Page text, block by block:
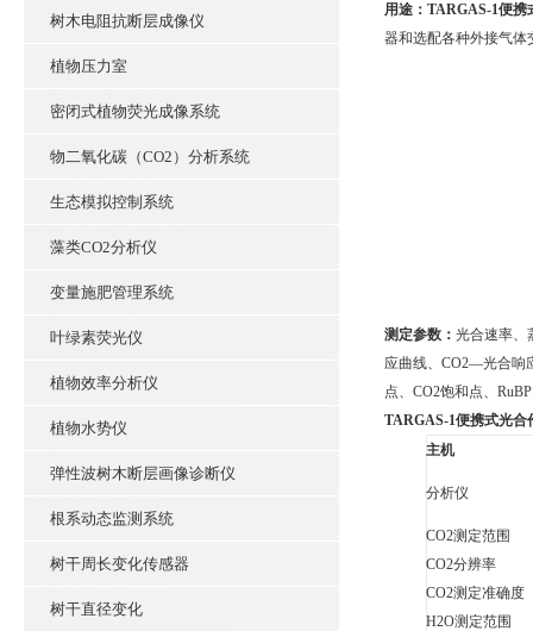
树木电阻抗断层成像仪
植物压力室
密闭式植物荧光成像系统
物二氧化碳（CO2）分析系统
生态模拟控制系统
藻类CO2分析仪
变量施肥管理系统
叶绿素荧光仪
植物效率分析仪
植物水势仪
弹性波树木断层画像诊断仪
根系动态监测系统
树干周长变化传感器
树干直径变化
用途： TARGAS-1便携
器和选配各种外接气体
测定参数： 光合速率、
应曲线、CO2—光合响
点、CO2饱和点、
TARGAS-1便携式光合
主机
分析仪
CO2测定范围
CO2分辨率
CO2测定准确度
H2O测定范围